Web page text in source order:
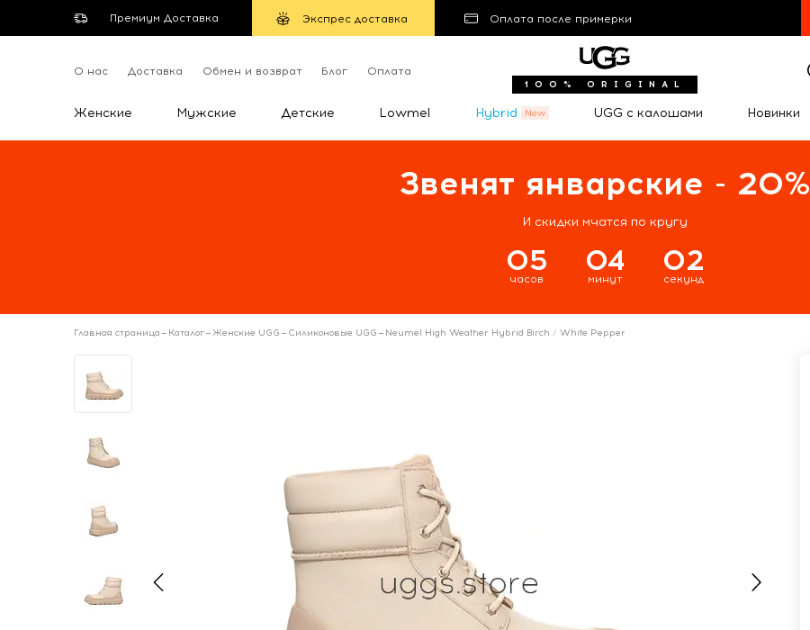
Премиум Доставка Экспрес доставка Оплата после примерки
О нас Доставка Обмен и возврат Блог Оплата
100% ORIGINAL
Женские Мужские Детские Lowmel Hybrid UGG с калошами Новинки
Звенят январские - 20%
И скидки мчатся по кругу
05
часов
04
минут
01
секунд
Главная страница— Каталог— Женские UGG— Силиконовые UGG— Neumel High Weather Hybrid Birch / White Pepper